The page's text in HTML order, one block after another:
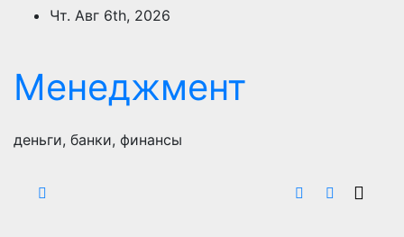
ПерейтиЧт. Авг 6th, 2026
Менеджмент
деньги, банки, финансы